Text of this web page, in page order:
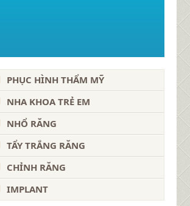
PHỤC HÌNH THẨM MỸ
NHA KHOA TRẺ EM
NHỔ RĂNG
TẨY TRẮNG RĂNG
CHỈNH RĂNG
IMPLANT